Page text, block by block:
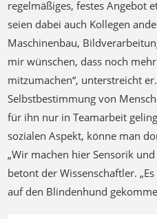
Sein offenes SmAccLab würde
regelmäßiges, festes Angebot
seien dabei auch Kollegen
Maschinenbau,
mir wünschen, dass noch
mitzumachen“, unterstreicht
Selbstbestimmung von
für ihn nur in Teamarbeit
sozialen Aspekt, könne man
„Wir machen hier Sensorik